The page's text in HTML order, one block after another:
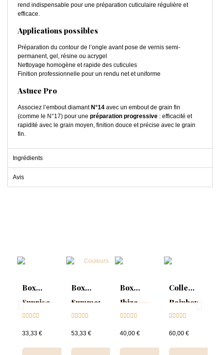
rend indispensable pour une préparation cuticulaire régulière et
efficace.
Applications possibles
Préparation du contour de l’ongle avant pose de vernis semi-
permanent, gel, résine ou acrygel
Nettoyage homogène et rapide des cuticules
Finition professionnelle pour un rendu net et uniforme
Astuce Pro
Associez l’embout diamantN°14 avec un embout de grain fin
(comme le N°17) pour une préparation progressive : efficacité et
rapidité avec le grain moyen, finition douce et précise avec le grain
fin.
Ingrédients
Avis
Box
Sunrise
Collection
& Tips

33,33 €
Box
Summer
Mood :
ON
Collection

53,33 €
Box
Ibiza
Collection
& Tips

40,00 €
Collection
Rainbow
Tips &
nuancier

60,00 €